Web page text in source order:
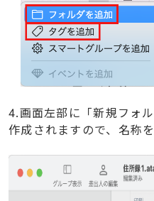
4.画面左部に「新規フォ
作成されますので、名称